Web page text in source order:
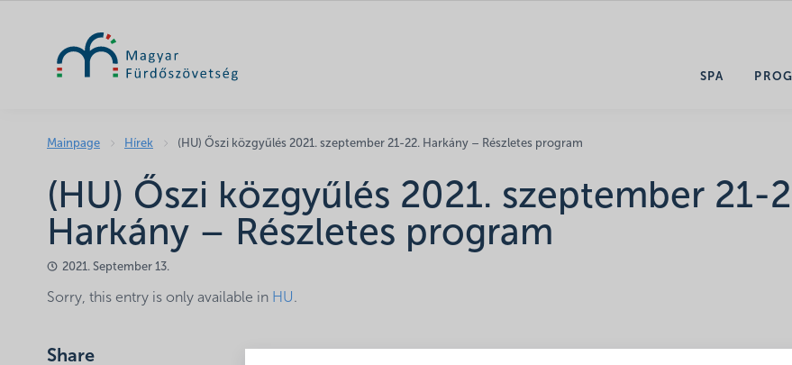
SPA
Mainpage Hírek (HU) Őszi közgyűlés 2021. szeptember 21-22. Harkány – Részletes program
(HU) Őszi közgyűlés 2021. szeptember 21-
Harkány – Részletes program
2021. September 13.
Sorry, this entry is only available in HU.
Share